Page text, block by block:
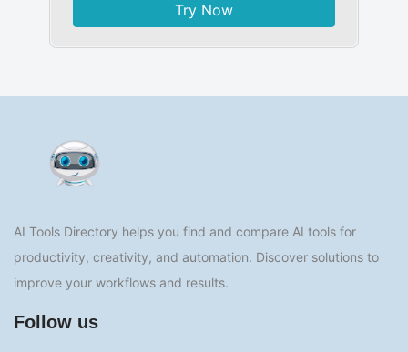
Try Now
AI Tools Directory helps you find and compare AI tools for
productivity, creativity, and automation. Discover solutions to
improve your workflows and results.
Follow us